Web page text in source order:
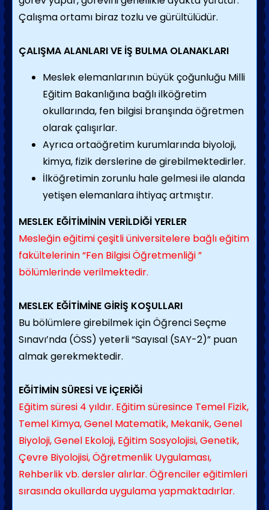
Çalışma ortamı biraz tozlu ve gürültülüdür.
ÇALIŞMA ALANLARI VE İŞ BULMA OLANAKLARI
Meslek elemanlarının büyük çoğunluğu Milli
Eğitim Bakanlığına bağlı ilköğretim
okullarında, fen bilgisi branşında öğretmen
olarak çalışırlar.
Ayrıca ortaöğretim kurumlarında biyoloji,
kimya, fizik derslerine de girebilmektedirler.
İlköğretimin zorunlu hale gelmesi ile alanda
yetişen elemanlara ihtiyaç artmıştır.
MESLEK EĞİTİMİNİN VERİLDİĞİ YERLER
Mesleğin eğitimi çeşitli üniversitelere bağlı eğitim
fakültelerinin “Fen Bilgisi Öğretmenliği ”
bölümlerinde verilmektedir.
MESLEK EĞİTİMİNE GİRİŞ KOŞULLARI
Bu bölümlere girebilmek için Öğrenci Seçme
Sınavı’nda (ÖSS) yeterli “Sayısal (SAY-2)” puan
almak gerekmektedir.
EĞİTİMİN SÜRESİ VE İÇERİĞİ
Eğitim süresi 4 yıldır. Eğitim süresince Temel Fizik,
Temel Kimya, Genel Matematik, Mekanik, Genel
Biyoloji, Genel Ekoloji, Eğitim Sosyolojisi, Genetik,
Çevre Biyolojisi, Öğretmenlik Uygulaması,
Rehberlik vb. dersler alırlar. Öğrenciler eğitimleri
sırasında okullarda uygulama yapmaktadırlar.